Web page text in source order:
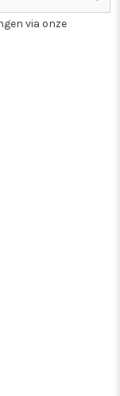
via onze